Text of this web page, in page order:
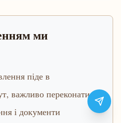
ми
піде в
важливо переконатися,
і документи